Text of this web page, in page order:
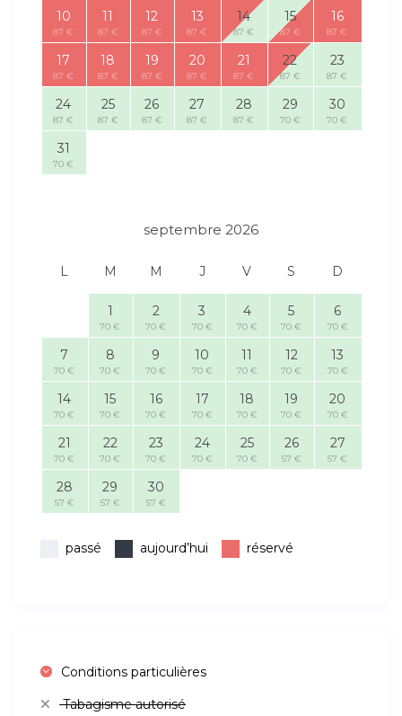
10
87 €
11
87 €
12
87 €
13
87 €
14
87 €
15
87 €
16
87 €
17
87 €
18
87 €
19
87 €
20
87 €
21
87 €
22
87 €
23
87 €
24
87 €
25
87 €
26
87 €
27
87 €
28
87 €
29
70 €
30
70 €
31
70 €
septembre 2026
L M M J V S D
1
70 €
2
70 €
3
70 €
4
70 €
5
70 €
6
70 €
7
70 €
8
70 €
9
70 €
10
70 €
11
70 €
12
70 €
13
70 €
14
70 €
15
70 €
16
70 €
17
70 €
18
70 €
19
70 €
20
70 €
21
70 €
22
70 €
23
70 €
24
70 €
25
70 €
26
57 €
27
57 €
28
57 €
29
57 €
30
57 €
passé aujourd’hui réservé
Conditions particulières
Tabagisme autorisé